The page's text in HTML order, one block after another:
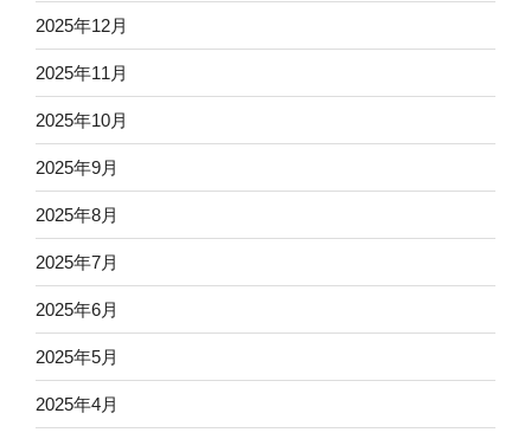
2025年12月
2025年11月
2025年10月
2025年9月
2025年8月
2025年7月
2025年6月
2025年5月
2025年4月